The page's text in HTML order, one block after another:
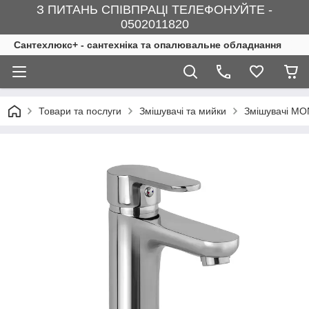
З ПИТАНЬ СПІВПРАЦІ ТЕЛЕФОНУЙТЕ -
0502011820
Сантехлюкс+ - сантехніка та опалювальне обладнання
Товари та послуги Змішувачі та мийки Змішувачі